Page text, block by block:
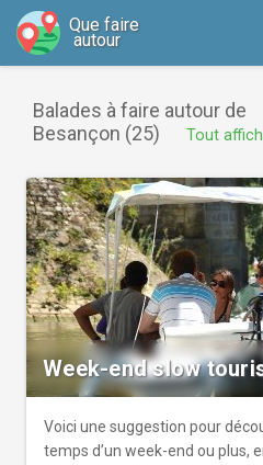
Que faire
autour
Balades à faire autour de
Besançon (25)
Tout
Week-end slow
Voici une suggestion pour
temps d’un week-end ou plus,